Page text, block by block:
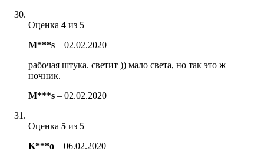
Оценка 4 из 5
M***s – 02.02.2020
рабочая штука. светит )) мало света, но так это ж
ночник.
M***s – 02.02.2020
Оценка 5 из 5
K***o – 06.02.2020